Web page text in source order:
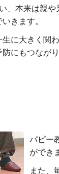
、本来は親や
きます。
に大きく関
にもつながり
パピー
ができ
また、